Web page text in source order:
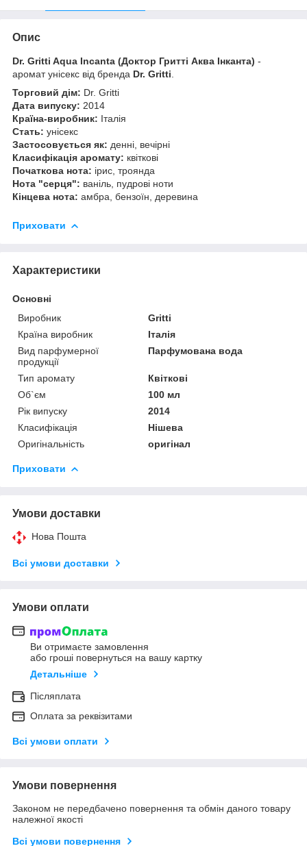
Опис
Dr. Gritti Aqua Incanta (Доктор Гритті Аква Інканта) -
аромат унісекс від бренда Dr. Gritti
Торговий дім: Dr. Gritti
Дата випуску: 2014
Країна-виробник: Італія
Стать: унісекс
Застосовується як: денні, вечірні
Класифікація аромату: квіткові
Початкова нота: ірис, троянда
Нота "серця": ваніль, пудрові ноти
Кінцева нота: амбра, бензоїн, деревина
Приховати
Характеристики
Основні
Виробник
Gritti
Країна виробник
Італія
Вид парфумерної
продукції
Парфумована вода
Тип аромату
Квіткові
Об`єм
100 мл
Рік випуску
2014
Класифікація
Нішева
Оригінальність
оригінал
Приховати
Умови доставки
Нова Пошта
Всі умови доставки
Умови оплати
Ви отримаєте замовлення
або гроші повернуться на вашу картку
Детальніше
Післяплата
Оплата за реквізитами
Всі умови оплати
Умови повернення
Законом не передбачено повернення та обмін даного товару
належної якості
Всі умови повернення